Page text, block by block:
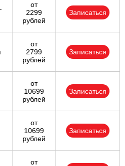
от
2299
рублей
Записаться
от
2799
рублей
Записаться
от
10699
рублей
Записаться
от
10699
рублей
Записаться
от